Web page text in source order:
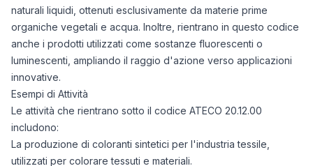
naturali liquidi, ottenuti esclusivamente da materie prime
organiche vegetali e acqua. Inoltre, rientrano in questo codice
anche i prodotti utilizzati come sostanze fluorescenti o
luminescenti, ampliando il raggio d'azione verso applicazioni
innovative.
Esempi di Attività
Le attività che rientrano sotto il codice ATECO 20.12.00
includono:
La produzione di coloranti sintetici per l'industria tessile,
utilizzati per colorare tessuti e materiali.